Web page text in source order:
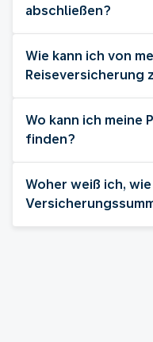
abschließen?
Wie kann ich von
Reiseversicherung
Wo kann ich meine
finden?
Woher weiß ich,